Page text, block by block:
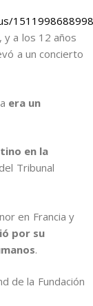
y a los 12 años
a un concierto
era un
en la
Tribunal
en Francia y
por su
.
de la Fundación